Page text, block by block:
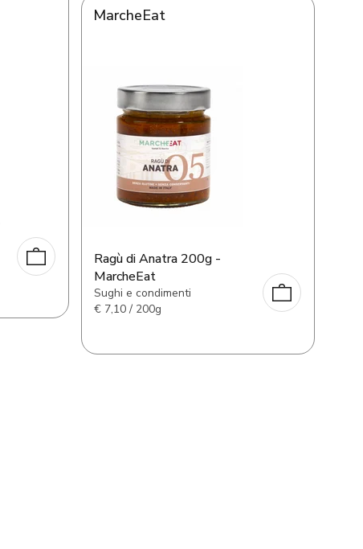
MarcheEat
Ragù di Anatra 200g -
MarcheEat
Sughi e condimenti
€ 7,10 / 200g